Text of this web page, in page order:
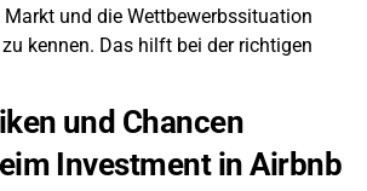
und die Wettbewerbssituation
kennen. Das hilft bei der richtigen
und Chancen
Investment in Airbnb